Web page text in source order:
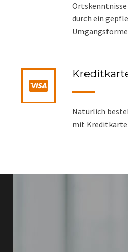
Ortskenntnisse
durch ein
Natürlich
mit